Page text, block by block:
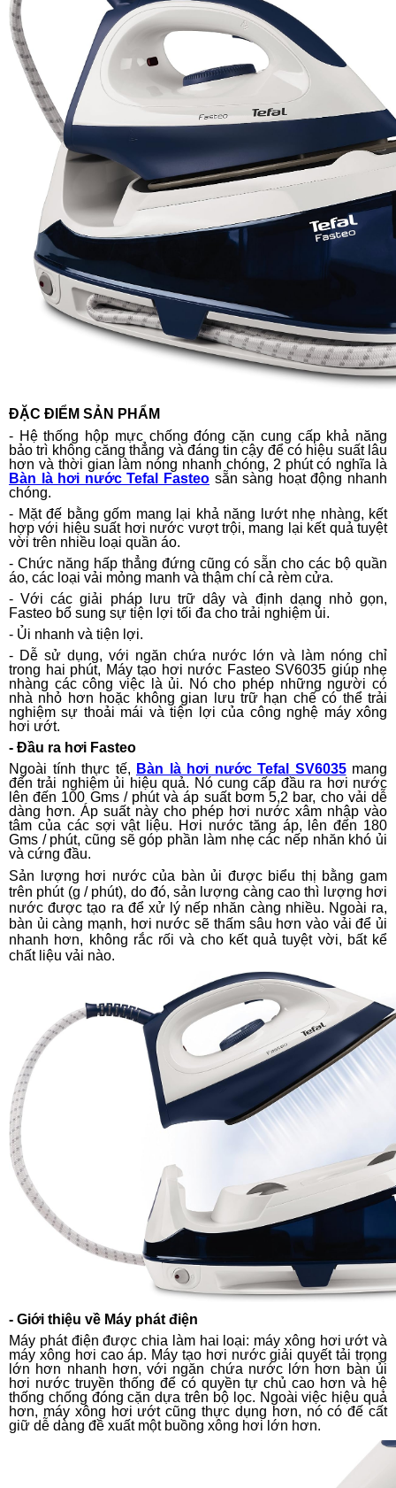
ĐẶC ĐIỂM SẢN PHẨM
- Hệ thống hộp mực chống đóng cặn cung cấp khả năng
bảo trì không căng thẳng và đáng tin cậy để có hiệu suất lâu
hơn và thời gian làm nóng nhanh chóng, 2 phút có nghĩa là
Bàn là hơi nước Tefal Fasteo sẵn sàng hoạt động nhanh
chóng.
- Mặt đế bằng gốm mang lại khả năng lướt nhẹ nhàng, kết
hợp với hiệu suất hơi nước vượt trội, mang lại kết quả tuyệt
vời trên nhiều loại quần áo.
- Chức năng hấp thẳng đứng cũng có sẵn cho các bộ quần
áo, các loại vải mỏng manh và thậm chí cả rèm cửa.
- Với các giải pháp lưu trữ dây và định dạng nhỏ gọn,
Fasteo bổ sung sự tiện lợi tối đa cho trải nghiệm ủi.
- Ủi nhanh và tiện lợi.
- Dễ sử dụng, với ngăn chứa nước lớn và làm nóng chỉ
trong hai phút, Máy tạo hơi nước Fasteo SV6035 giúp nhẹ
nhàng các công việc là ủi. Nó cho phép những người có
nhà nhỏ hơn hoặc không gian lưu trữ hạn chế có thể trải
nghiệm sự thoải mái và tiện lợi của công nghệ máy xông
hơi ướt.
- Đầu ra hơi Fasteo
Ngoài tính thực tế, Bàn là hơi nước Tefal SV6035mang
đến trải nghiệm ủi hiệu quả. Nó cung cấp đầu ra hơi nước
lên đến 100 Gms / phút và áp suất bơm 5,2 bar, cho vải dễ
dàng hơn. Áp suất này cho phép hơi nước xâm nhập vào
tâm của các sợi vật liệu. Hơi nước tăng áp, lên đến 180
Gms / phút, cũng sẽ góp phần làm nhẹ các nếp nhăn khó ủi
và cứng đầu.
Sản lượng hơi nước của bàn ủi được biểu thị bằng gam
trên phút (g / phút), do đó, sản lượng càng cao thì lượng hơi
nước được tạo ra để xử lý nếp nhăn càng nhiều. Ngoài ra,
bàn ủi càng mạnh, hơi nước sẽ thấm sâu hơn vào vải để ủi
nhanh hơn, không rắc rối và cho kết quả tuyệt vời, bất kể
chất liệu vải nào.
- Giới thiệu về Máy phát điện
Máy phát điện được chia làm hai loại: máy xông hơi ướt và
máy xông hơi cao áp. Máy tạo hơi nước giải quyết tải trọng
lớn hơn nhanh hơn, với ngăn chứa nước lớn hơn bàn ủi
hơi nước truyền thống để có quyền tự chủ cao hơn và hệ
thống chống đóng cặn dựa trên bộ lọc. Ngoài việc hiệu quả
hơn, máy xông hơi ướt cũng thực dụng hơn, nó có đế cất
giữ dễ dàng đề xuất một buồng xông hơi lớn hơn.